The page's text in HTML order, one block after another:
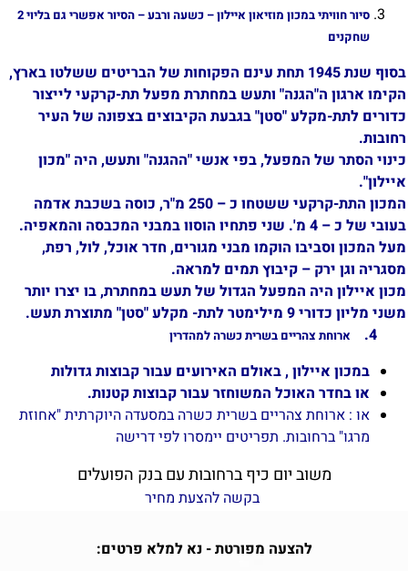
סיור חוויתי במכון מוזיאון איילון
– כשעה ורבע – הסיור אפשרי גם בליוי 2
שחקנים
בסוף שנת 1945 תחת עינם הפקוחות של הבריטים ששלטו בארץ,
הקימו ארגון ה"הגנה" ותעש במחתרת מפעל תת-קרקעי לייצור
כדורים לתת-מקלע "סטן" בגבעת הקיבוצים בצפונה של העיר
רחובות.
כינוי הסתר של המפעל, בפי אנשי "ההגנה" ותעש, היה "מכון
איילון".
המכון התת-קרקעי ששטחו כ – 250 מ"ר, כוסה בשכבת אדמה
בעובי של כ – 4 מ'. שני פתחיו הוסוו במבני המכבסה והמאפיה.
מעל המכון וסביבו הוקמו מבני מגורים, חדר אוכל, לול, רפת,
מסגריה וגן ירק – קיבוץ תמים למראה.
מכון איילון היה המפעל הגדול של תעש במחתרת, בו יצרו יותר
משני מליון כדורי 9 מילימטר לתת- מקלע "סטן" מתוצרת תעש.
ארוחת צהריים בשרית כשרה למהדרין
במכון איילון , באולם האירועים עבור קבוצות גדולות
או בחדר האוכל המשוחזר עבור קבוצות קטנות.
או : ארוחת צהריים בשרית כשרה במסעדה היוקרתית "אחוזת
מרגו" ברחובות. תפריטים יימסרו לפי דרישה
משוב יום כיף ברחובות עם בנק הפועלים
בקשה להצעת מחיר
להצעה מפורטת - נא למלא פרטים: